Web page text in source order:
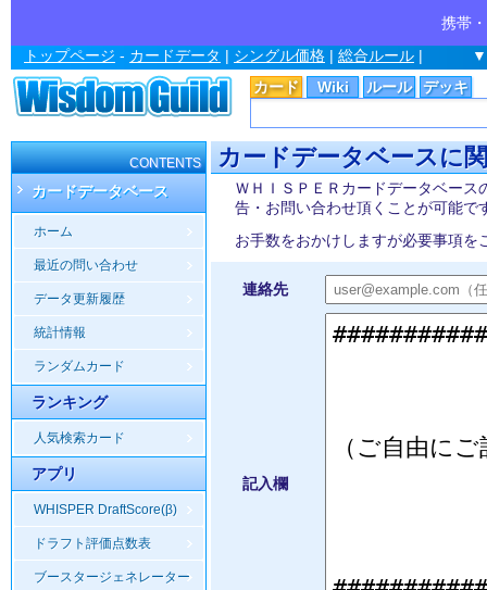
携帯
カード Wiki ルール デッキ
トップページ - カードデータ | シングル価格 | 総合ルール |
CONTENTS
カードデータベース
ホーム
最近の問い合わせ
データ更新履歴
統計情報
ランダムカード
ランキング
人気検索カード
アプリ
WHISPER DraftScore(β)
ドラフト評価点数表
ブースタージェネレーター
カードデータベースに
ＷＨＩＳＰＥＲカードデータベース
告・お問い合わせ頂くことが可能で
お手数をおかけしますが必要事項
連絡先
記入欄